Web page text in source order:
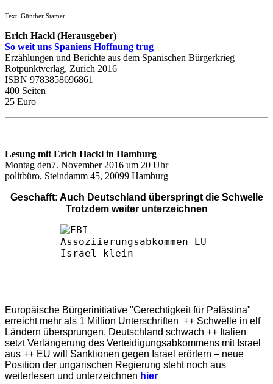
Text: Günther Stamer
Erich Hackl (Herausgeber)
So weit uns Spaniens Hoffnung trug
Erzählungen und Berichte aus dem Spanischen Bürgerkrieg
Rotpunktverlag, Zürich 2016
ISBN 9783858696861
400 Seiten
25 Euro
Lesung mit Erich Hackl in Hamburg
Montag den7. November 2016 um 20 Uhr
politbüro, Steindamm 45, 20099 Hamburg
Geschafft: Auch Deutschland überspringt die Schwelle
Trotzdem weiter unterzeichnen
Europäische Bürgerinitiative "Gerechtigkeit für Palästina"
erreicht mehr als 1 Million Unterschriften ++ Schwelle in elf
Ländern übersprungen, Deutschland schwach ++ Italien
setzt Verlängerung des Verteidigungsabkommens mit Israel
aus ++ EU will Sanktionen gegen Israel erörtern – neue
Position der ungarischen Regierung steht noch aus
weiterlesen und unterzeichnen hier